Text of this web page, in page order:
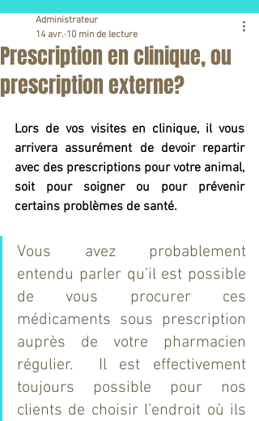
Prescription en clinique, ou
prescription externe?
Administrateur
14 avr. 10 min de lecture
Lors de vos visites en clinique, il vous
arrivera assurément de devoir repartir
avec des prescriptions pour votre animal,
soit pour soigner ou pour prévenir
certains problèmes de santé.
Vous avez probablement
entendu parler qu’il est possible
de vous procurer ces
médicaments sous prescription
auprès de votre pharmacien
régulier.  Il est effectivement
toujours possible pour nos
clients de choisir l’endroit où ils